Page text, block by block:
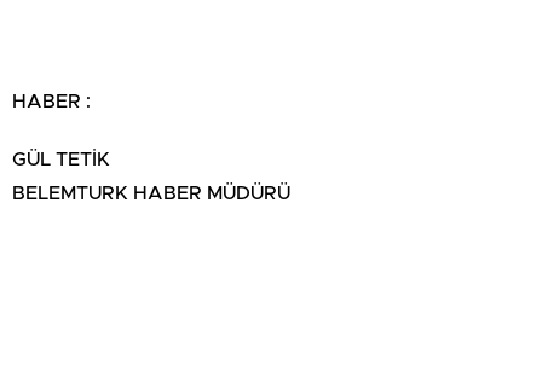
HABER :
GÜL TETİK
BELEMTURK HABER MÜDÜRÜ